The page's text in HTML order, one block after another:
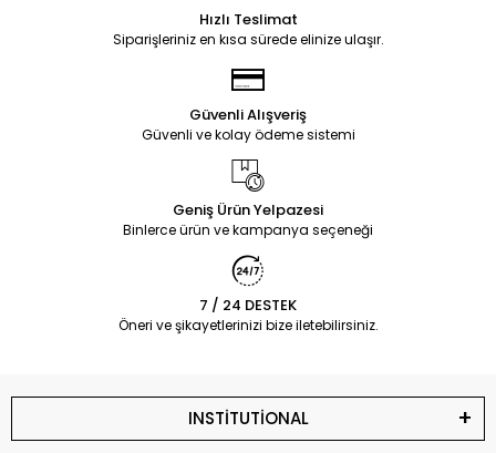
Hızlı Teslimat
Siparişleriniz en kısa sürede elinize ulaşır.
Güvenli Alışveriş
Güvenli ve kolay ödeme sistemi
Geniş Ürün Yelpazesi
Binlerce ürün ve kampanya seçeneği
7 / 24 DESTEK
Öneri ve şikayetlerinizi bize iletebilirsiniz.
INSTİTUTİONAL